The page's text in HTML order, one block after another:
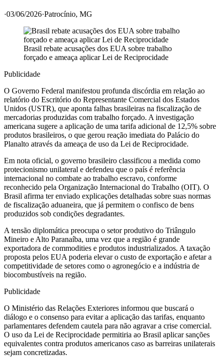
·03/06/2026·Patrocínio, MG
Brasil rebate acusações dos EUA sobre trabalho
forçado e ameaça aplicar Lei de Reciprocidade
Publicidade
O Governo Federal manifestou profunda discórdia em relação ao
relatório do Escritório do Representante Comercial dos Estados
Unidos (USTR), que aponta falhas brasileiras na fiscalização de
mercadorias produzidas com trabalho forçado. A investigação
americana sugere a aplicação de uma tarifa adicional de 12,5% sobre
produtos brasileiros, o que gerou reação imediata do Palácio do
Planalto através da ameaça de uso da Lei de Reciprocidade.
Em nota oficial, o governo brasileiro classificou a medida como
protecionismo unilateral e defendeu que o país é referência
internacional no combate ao trabalho escravo, conforme
reconhecido pela Organização Internacional do Trabalho (OIT). O
Brasil afirma ter enviado explicações detalhadas sobre suas normas
de fiscalização aduaneira, que já permitem o confisco de bens
produzidos sob condições degradantes.
A tensão diplomática preocupa o setor produtivo do Triângulo
Mineiro e Alto Paranaíba, uma vez que a região é grande
exportadora de commodities e produtos industrializados. A taxação
proposta pelos EUA poderia elevar o custo de exportação e afetar a
competitividade de setores como o agronegócio e a indústria de
biocombustíveis na região.
Publicidade
O Ministério das Relações Exteriores informou que buscará o
diálogo e o consenso para evitar a aplicação das tarifas, enquanto
parlamentares defendem cautela para não agravar a crise comercial.
O uso da Lei de Reciprocidade permitiria ao Brasil aplicar sanções
equivalentes contra produtos americanos caso as barreiras unilaterais
sejam concretizadas.